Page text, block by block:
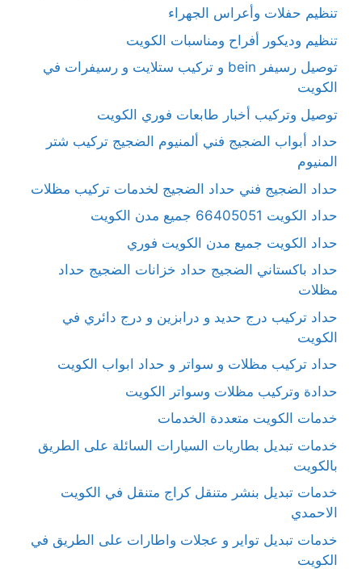
تنظيم حفلات وأعراس الجهراء
تنظيم وديكور أفراح ومناسبات الكويت
توصيل رسيفر bein و تركيب ستلايت و رسيفرات في
الكويت
توصيل وتركيب أخبار طابعات فوري الكويت
حداد أبواب الضجيج فني ألمنيوم الضجيج تركيب شتر
المنيوم
حداد الضجيج فني حداد الضجيج لخدمات تركيب مظلات
حداد الكويت 66405051 جميع مدن الكويت
حداد الكويت جميع مدن الكويت فوري
حداد باكستاني الضجيج حداد خزانات الضجيج حداد
مظلات
حداد تركيب درج حديد و درابزين و درج دائري في
الكويت
حداد تركيب مظلات و سواتر و حداد ابواب الكويت
حدادة وتركيب مظلات وسواتر الكويت
خدمات الكويت متعددة الخدمات
خدمات تبديل بطاريات السيارات السائلة على الطريق
بالكويت
خدمات تبديل بنشر متنقل كراج متنقل في الكويت
الاحمدي
خدمات تبديل تواير و عجلات واطارات على الطريق في
الكويت